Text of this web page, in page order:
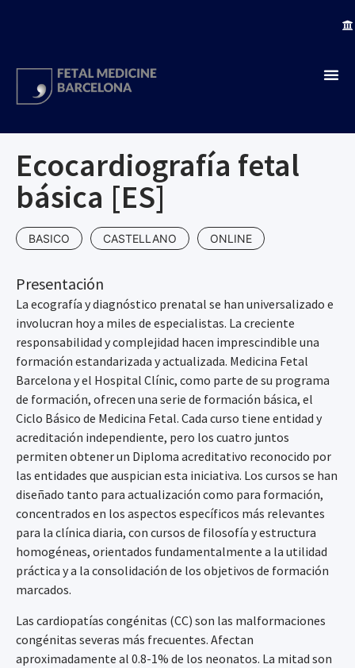
Ecocardiografía fetal
básica [ES]
BASICO CASTELLANO ONLINE
Presentación
La ecografía y diagnóstico prenatal se han universalizado e
involucran hoy a miles de especialistas. La creciente
responsabilidad y complejidad hacen imprescindible una
formación estandarizada y actualizada. Medicina Fetal
Barcelona y el Hospital Clínic, como parte de su programa
de formación, ofrecen una serie de formación básica, el
Ciclo Básico de Medicina Fetal. Cada curso tiene entidad y
acreditación independiente, pero los cuatro juntos
permiten obtener un Diploma acreditativo reconocido por
las entidades que auspician esta iniciativa. Los cursos se han
diseñado tanto para actualización como para formación,
concentrados en los aspectos específicos más relevantes
para la clínica diaria, con cursos de filosofía y estructura
homogéneas, orientados fundamentalmente a la utilidad
práctica y a la consolidación de los objetivos de formación
marcados.
Las cardiopatías congénitas (CC) son las malformaciones
congénitas severas más frecuentes. Afectan
aproximadamente al 0.8-1% de los neonatos. La mitad son